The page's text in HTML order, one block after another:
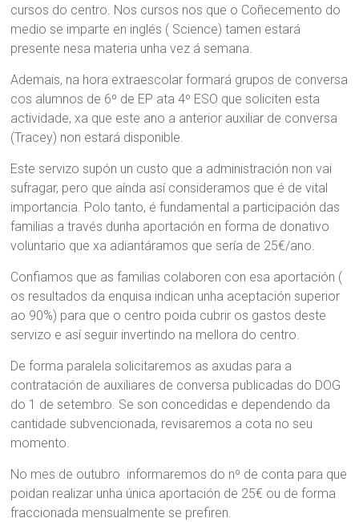
cursos do centro. Nos cursos nos que o Coñecemento do
medio se imparte en inglés ( Science) tamen estará
presente nesa materia unha vez á semana.
Ademais, na hora extraescolar formará grupos de conversa
cos alumnos de 6º de EP ata 4º ESO que soliciten esta
actividade, xa que este ano a anterior auxiliar de conversa
(Tracey) non estará disponible.
Este servizo supón un custo que a administración non vai
sufragar, pero que aínda así consideramos que é de vital
importancia. Polo tanto, é fundamental a participación das
familias a través dunha aportación en forma de donativo
voluntario que xa adiantáramos que sería de 25€/ano.
Confiamos que as familias colaboren con esa aportación (
os resultados da enquisa indican unha aceptación superior
ao 90%) para que o centro poida cubrir os gastos deste
servizo e así seguir invertindo na mellora do centro.
De forma paralela solicitaremos as axudas para a
contratación de auxiliares de conversa publicadas do DOG
do 1 de setembro. Se son concedidas e dependendo da
cantidade subvencionada, revisaremos a cota no seu
momento.
No mes de outubro informaremos do nº de conta para que
poidan realizar unha única aportación de 25€ ou de forma
fraccionada mensualmente se prefiren.